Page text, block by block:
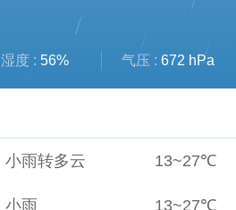
湿度 : 56% 气压 : 672 hPa
小雨转多云 13~27℃
小雨 13~27℃